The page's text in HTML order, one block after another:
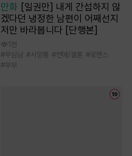
만화 [일권만] 내게 간섭하지 않
겠다던 냉정한 남편이 어째선지
저만 바라봅니다 [단행본]
1천
#무심남 #서양풍 #연애/결혼 #로맨스
#부부